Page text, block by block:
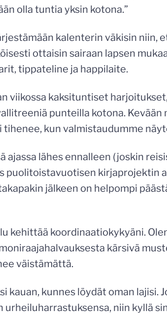
olla tuntia yksin kotona.”
kalenterin väkisin niin,
ottaisin sairaan lapsen
tippateline ja happilaite.
viikossa kaksituntiset
punteilla kotona. Kevään
kun valmistaudumme
ajassa lähes ennalleen (joskin
puolitoistavuotisen kirjaprojektin
jälkeen on helpompi
kehittää koordinaatiokykyäni.
kärsivä
väistämättä.
kauan, kunnes löydät oman lajisi.
urheiluharrastuksensa, niin kyllä